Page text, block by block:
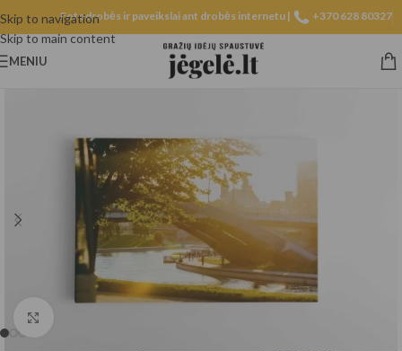
Skip to navigation
Skip to main content
Fotodrobės ir paveikslai ant drobės internetu | +370 628 80327
MENIU